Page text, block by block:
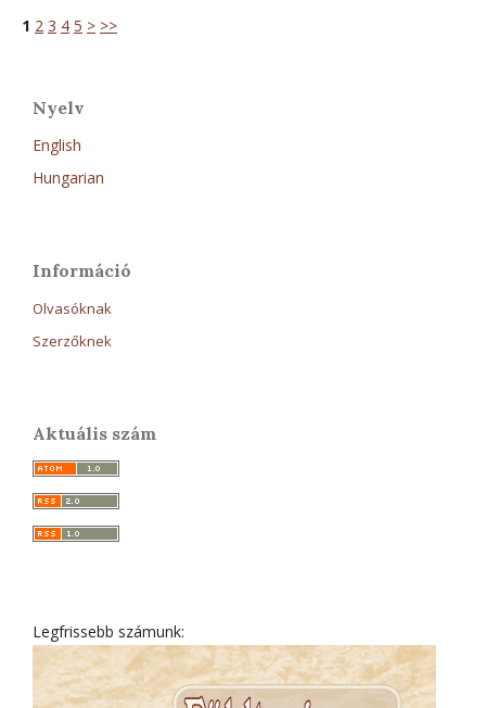
1 2 3 4 5 > >>
Nyelv
English
Hungarian
Információ
Olvasóknak
Szerzőknek
Aktuális szám
Legfrissebb számunk: